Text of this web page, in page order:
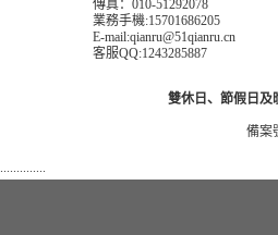
傳真：010-51292078
業務手機:15701686205
E-mail:qianru@51qianru.cn
客服QQ:1243285887
雙休日、節假日及
備案